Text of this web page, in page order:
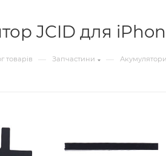
JCID для
товарів — Запчастини — Акумулятори